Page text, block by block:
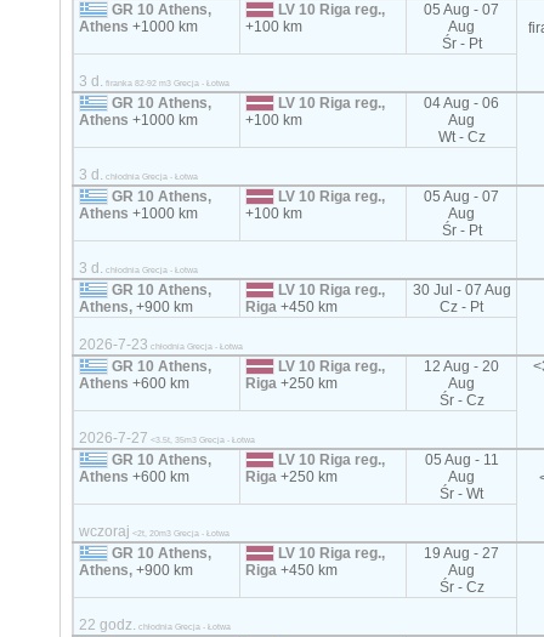
GR 10 Athens,
Athens+1000 km
LV 10 Riga reg.,
+100 km
05 Aug - 07
Aug
Śr - Pt
3 d. firanka 82-92 m3 Grecja - Łotwa
GR 10 Athens,
Athens+1000 km
LV 10 Riga reg.,
+100 km
04 Aug - 06
Aug
Wt - Cz
3 d. chłodnia Grecja - Łotwa
GR 10 Athens,
Athens+1000 km
LV 10 Riga reg.,
+100 km
05 Aug - 07
Aug
Śr - Pt
3 d. chłodnia Grecja - Łotwa
GR 10 Athens,
Athens,+900 km
LV 10 Riga reg.,
Riga+450 km
30 Jul - 07 Aug
Cz - Pt
2026-7-23 chłodnia Grecja - Łotwa
GR 10 Athens,
Athens+600 km
LV 10 Riga reg.,
Riga+250 km
12 Aug - 20
Aug
Śr - Cz
2026-7-27 <3.5t, 35m3 Grecja - Łotwa
GR 10 Athens,
Athens+600 km
LV 10 Riga reg.,
Riga+250 km
05 Aug - 11
Aug
Śr - Wt
wczoraj <2t, 20m3 Grecja - Łotwa
GR 10 Athens,
Athens,+900 km
LV 10 Riga reg.,
Riga+450 km
19 Aug - 27
Aug
Śr - Cz
22 godz. chłodnia Grecja - Łotwa